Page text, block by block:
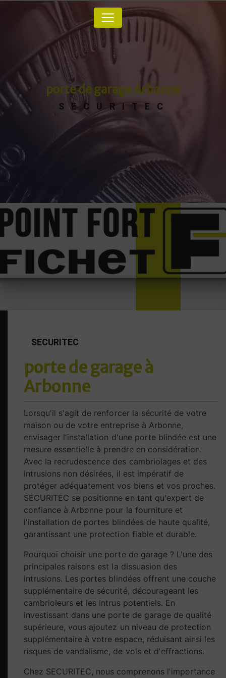
porte de garage Arbonne
SECURITEC
SECURITEC
porte de garage à
Arbonne
Lorsqu'il s'agit de renforcer la sécurité de votre
maison ou de votre entreprise à Arbonne,
envisager l'installation d'une porte blindée est une
mesure essentielle à prendre en considération.
Avec la recrudescence des cambriolages et des
intrusions non désirées, il est impératif de
protéger adéquatement vos biens et vos proches.
SECURITEC se positionne en tant qu'expert de
confiance à Arbonne pour la fourniture et
l'installation de portes blindées de haute qualité,
garantissant une protection fiable et durable.
Pourquoi choisir une porte de garage ? L'une des
principales raisons est la dissuasion des
intrusions. Les portes blindées offrent une couche
supplémentaire de sécurité, décourageant les
cambrioleurs et les intrus potentiels. En
investissant dans une porte de garage de qualité
supérieure, vous ajoutez un niveau de protection
supplémentaire à votre espace, réduisant ainsi les
risques de vandalisme, de vols et d'effractions.
Chez SECURITEC, nous comprenons l'importance
Panneau de gestion des cookies